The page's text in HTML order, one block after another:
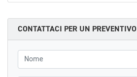
CONTATTACI PER UN PREVENTIVO
Nome